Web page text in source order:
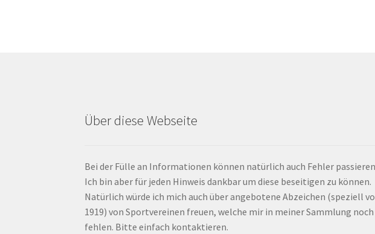
Über diese Webseite
Bei der Fülle an Informationen können natürlich auch Fehler
Ich bin aber für jeden Hinweis dankbar um diese beseitigen zu können.
Natürlich würde ich mich auch über angebotene Abzeichen (speziell
1919) von Sportvereinen freuen, welche mir in meiner Sammlung noch
fehlen. Bitte einfach kontaktieren.